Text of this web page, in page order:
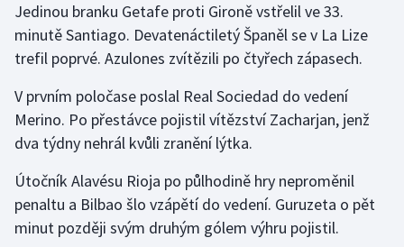
Krasobruslení
Lezení
Lyže a snowboard
Motorsport
Jedinou branku Getafe proti Gironě vstřelil ve 33.
minutě Santiago. Devatenáctiletý Španěl se v La Lize
trefil poprvé. Azulones zvítězili po čtyřech zápasech.
V prvním poločase poslal Real Sociedad do vedení
Merino. Po přestávce pojistil vítězství Zacharjan, jenž
dva týdny nehrál kvůli zranění lýtka.
Útočník Alavésu Rioja po půlhodině hry neproměnil
penaltu a Bilbao šlo vzápětí do vedení. Guruzeta o pět
minut později svým druhým gólem výhru pojistil.